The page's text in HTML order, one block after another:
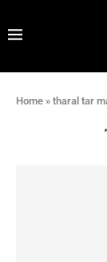
Home » tharal tar